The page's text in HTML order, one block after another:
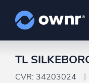
TL
CVR: 34203024